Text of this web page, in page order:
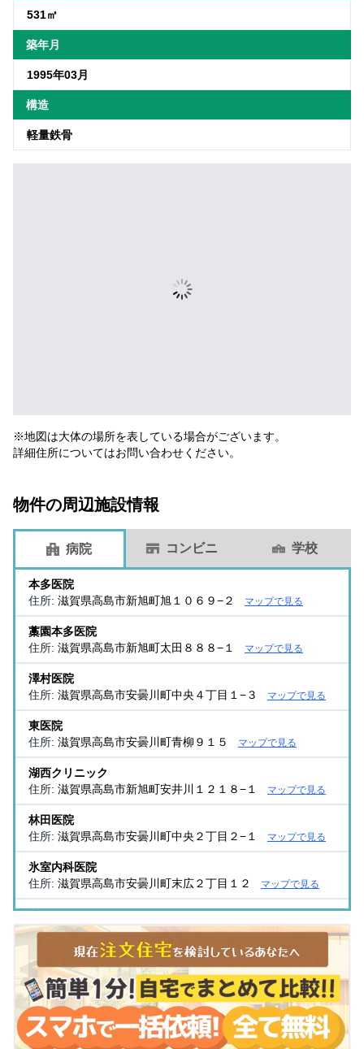
531㎡
築年月
1995年03月
構造
軽量鉄骨
※地図は大体の場所を表している場合がございます。
詳細住所についてはお問い合わせください。
物件の周辺施設情報
病院 コンビニ 学校
本多医院
住所: 滋賀県高島市新旭町旭１０６９−２ マップで見る
藁園本多医院
住所: 滋賀県高島市新旭町太田８８８−１ マップで見る
澤村医院
住所: 滋賀県高島市安曇川町中央４丁目１−３ マップで見る
東医院
住所: 滋賀県高島市安曇川町青柳９１５ マップで見る
湖西クリニック
住所: 滋賀県高島市新旭町安井川１２１８−１ マップで見る
林田医院
住所: 滋賀県高島市安曇川町中央２丁目２−１ マップで見る
氷室内科医院
住所: 滋賀県高島市安曇川町末広２丁目１２ マップで見る
片岡クリニック
住所:滋賀県高島市新旭町新庄９８９−４ マップで見る
澤村クリニック
住所:滋賀県高島市新旭町旭１丁目７−１ マップで見る
あいりんクリニック
住所:滋賀県高島市今津町中沼１丁目５−６ マップで見る